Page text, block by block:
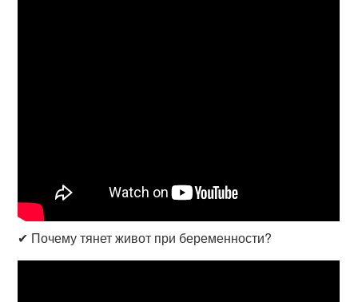
✔ Почему тянет живот при беременности?